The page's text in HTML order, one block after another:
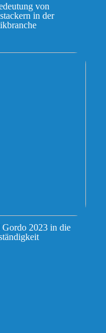
von
in der
2023 in die